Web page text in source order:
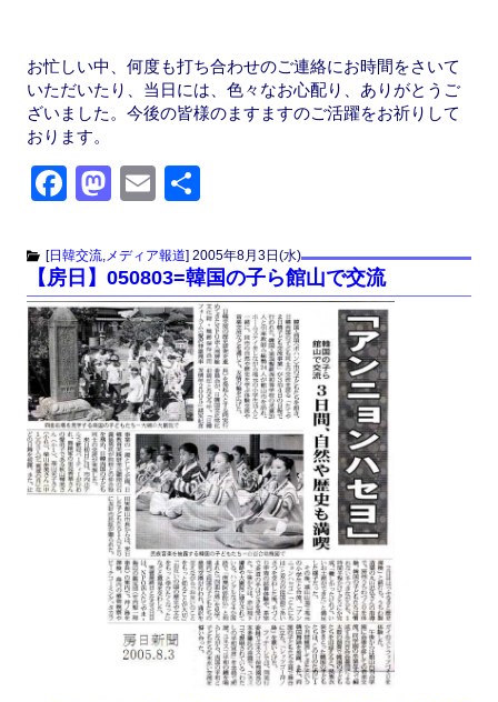
お忙しい中、何度も打ち合わせのご連絡にお時間をさいて
いただいたり、当日には、色々なお心配り、ありがとうご
ざいました。今後の皆様のますますのご活躍をお祈りして
おります。
F
c
e
b
o
o
k
M
st
o
d
o
n
E
ail
[日韓交流,メディア報道] 2005年8月3日(水)
【房日】050803=韓国の子ら館山で交流